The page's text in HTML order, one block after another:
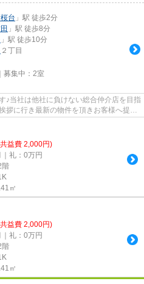
台 」駅 徒歩2分
」駅 徒歩8分
」駅 徒歩10分
２丁目
集中： 2室
♪当社は他社に負けない総合仲介店を目指
拶に行き最新の物件を頂きお客様へ提供
益費 2,000円)
礼：0万円
階
㎡
益費 2,000円)
礼：0万円
階
㎡